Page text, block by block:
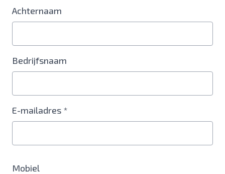
Achternaam
Bedrijfsnaam
E-mailadres *
Mobiel